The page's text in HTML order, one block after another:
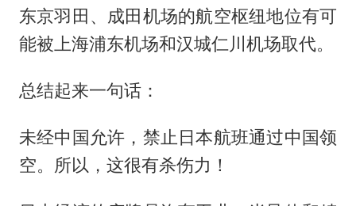
东京羽田、成田机场的航空枢纽地位有可
能被上海浦东机场和汉城仁川机场取代。
总结起来一句话：
未经中国允许，禁止日本航班通过中国领
空。所以，这很有杀伤力！